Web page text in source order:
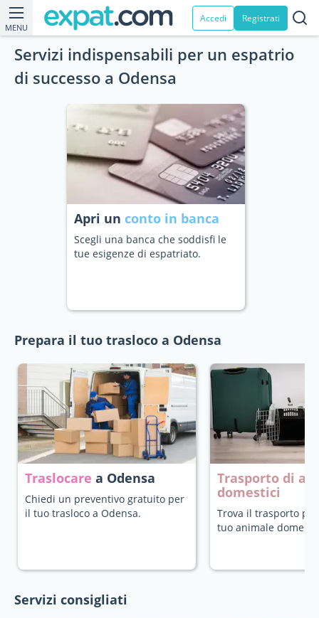
MENU
Accedi Registrati
Servizi indispensabili per un espatrio
di successo a Odensa
Apri un conto in banca
Scegli una banca che soddisfi le
tue esigenze di espatriato.
Prepara il tuo trasloco a Odensa
Traslocare a Odensa
Chiedi un preventivo gratuito per
il tuo trasloco a Odensa.
Trasporto di
domestici
Trova il trasporto
tuo animale
Servizi consigliati